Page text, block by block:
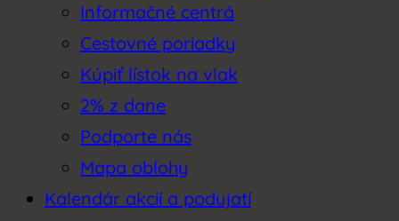
Informačné centrá
Cestovné poriadky
Kúpiť lístok na vlak
2% z dane
Podporte nás
Mapa oblohy
Kalendár akcií a podujatí